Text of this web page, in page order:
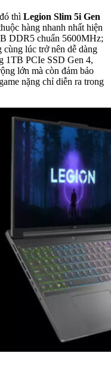
thì Legion Slim 5i Gen
hàng nhanh nhất hiện
DDR5 chuẩn 5600MHz;
cùng lúc trở nên dễ dàng
1TB PCIe SSD Gen 4,
lớn mà còn đảm bảo
nặng chỉ diễn ra trong